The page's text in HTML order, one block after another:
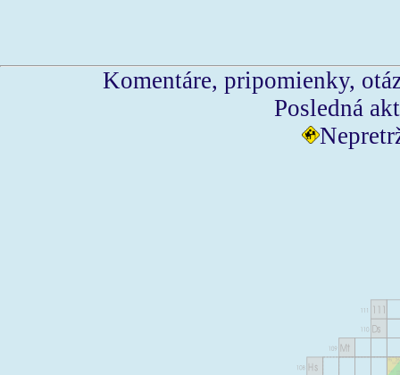
Komentáre, pripomienky,
Posledná